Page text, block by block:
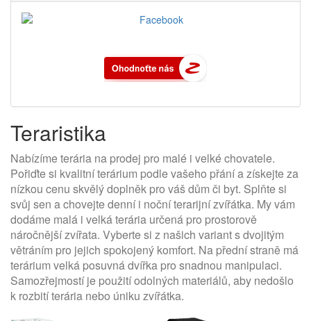
Teraristika
Nabízíme terária na prodej pro malé i velké chovatele.
Pořiďte si kvalitní terárium podle vašeho přání a získejte za
nízkou cenu skvělý doplněk pro váš dům či byt. Splňte si
svůj sen a chovejte denní i noční terarijní zvířátka. My vám
dodáme malá i velká terária určená pro prostorově
náročnější zvířata. Vyberte si z našich variant s dvojitým
větráním pro jejich spokojený komfort. Na přední straně má
terárium velká posuvná dvířka pro snadnou manipulaci.
Samozřejmostí je použití odolných materiálů, aby nedošlo
k rozbití terária nebo úniku zvířátka.